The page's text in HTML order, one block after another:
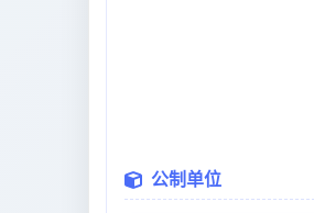
公制单位